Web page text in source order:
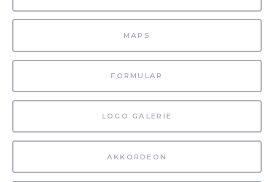
MAPS
FORMULAR
LOGO GALERIE
AKKORDEON